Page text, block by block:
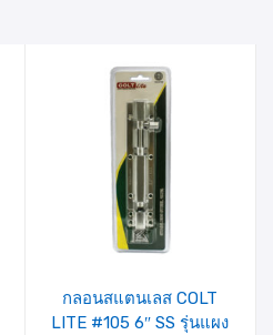
รายการ
สินค้าที่
ชอบ
กลอนสแตนเลส COLT
LITE #105 6″ SS รุ่นแผง